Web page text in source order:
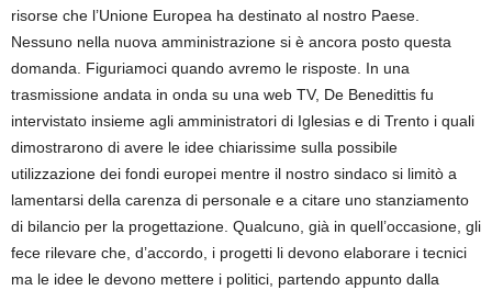
risorse che l’Unione Europea ha destinato al nostro Paese.
Nessuno nella nuova amministrazione si è ancora posto questa
domanda. Figuriamoci quando avremo le risposte. In una
trasmissione andata in onda su una web TV, De Benedittis fu
intervistato insieme agli amministratori di Iglesias e di Trento i quali
dimostrarono di avere le idee chiarissime sulla possibile
utilizzazione dei fondi europei mentre il nostro sindaco si limitò a
lamentarsi della carenza di personale e a citare uno stanziamento
di bilancio per la progettazione. Qualcuno, già in quell’occasione, gli
fece rilevare che, d’accordo, i progetti li devono elaborare i tecnici
ma le idee le devono mettere i politici, partendo appunto dalla